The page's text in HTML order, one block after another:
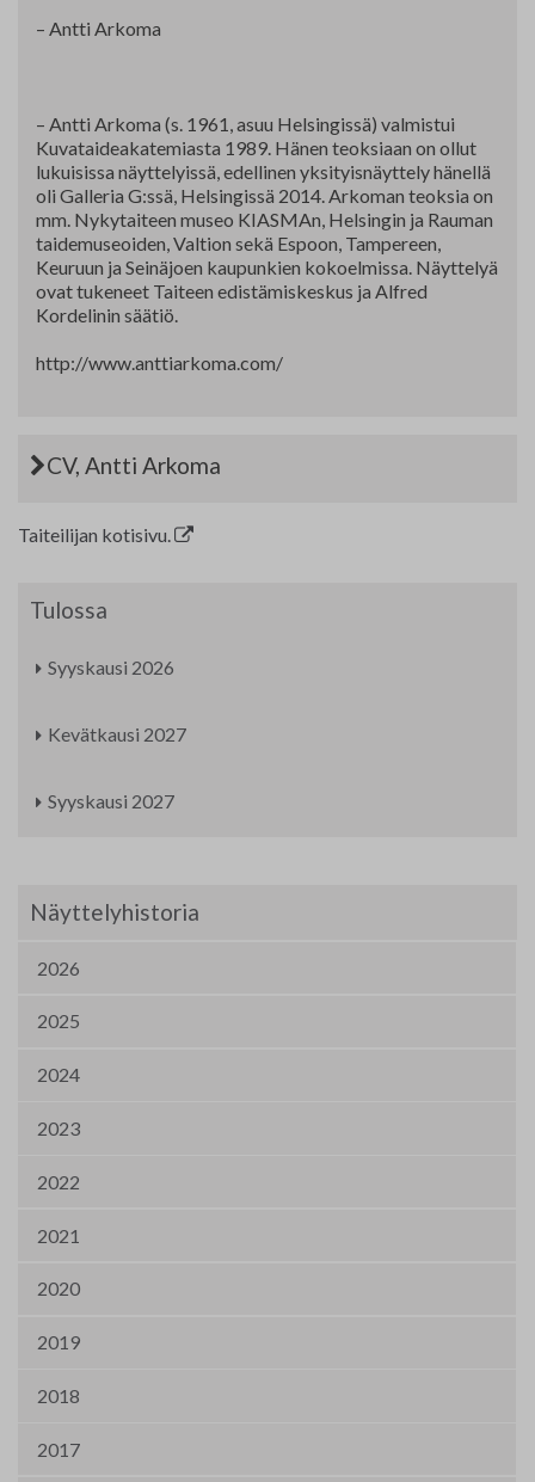
– Antti Arkoma
– Antti Arkoma (s. 1961, asuu Helsingissä) valmistui
Kuvataideakatemiasta 1989. Hänen teoksiaan on ollut
lukuisissa näyttelyissä, edellinen yksityisnäyttely hänellä
oli Galleria G:ssä, Helsingissä 2014. Arkoman teoksia on
mm. Nykytaiteen museo KIASMAn, Helsingin ja Rauman
taidemuseoiden, Valtion sekä Espoon, Tampereen,
Keuruun ja Seinäjoen kaupunkien kokoelmissa. Näyttelyä
ovat tukeneet Taiteen edistämiskeskus ja Alfred
Kordelinin säätiö.
http://www.anttiarkoma.com/
CV, Antti Arkoma
Taiteilijan kotisivu.
Tulossa
Syyskausi 2026
Kevätkausi 2027
Syyskausi 2027
Näyttelyhistoria
2026
2025
2024
2023
2022
2021
2020
2019
2018
2017